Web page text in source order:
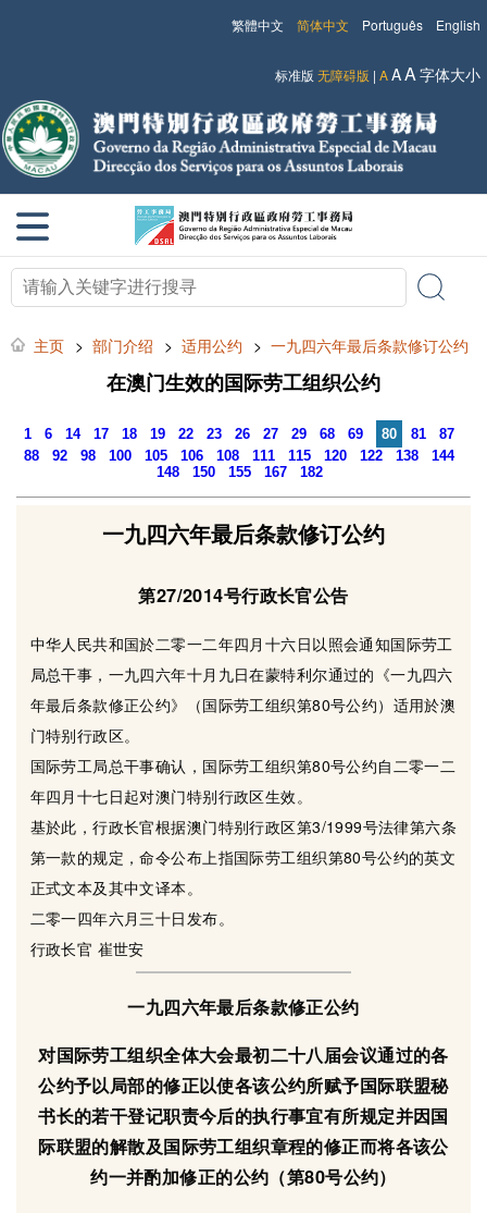
English
Português
简体中文
繁體中文
标准版 无障碍版 | AAA字体大小
主页 > 部门介绍 > 适用公约 > 一九四六年最后条款修订公约
在澳门生效的国际劳工组织公约
1 6 14 17 18 19 22 23 26 27 29 68 69 80 81
87
88
92 98 100 105 106 108 111 115 120 122 138
144
148
150 155 167 182
一九四六年最后条款修订公约
第27/2014号行政长官公告
中华人民共和国於二零一二年四月十六日以照会通知国际劳工
局总干事，一九四六年十月九日在蒙特利尔通过的《一九四六
年最后条款修正公约》（国际劳工组织第80号公约）适用於澳
门特别行政区。
国际劳工局总干事确认，国际劳工组织第80号公约自二零一二
年四月十七日起对澳门特别行政区生效。
基於此，行政长官根据澳门特别行政区第3/1999号法律第六条
第一款的规定，命令公布上指国际劳工组织第80号公约的英文
正式文本及其中文译本。
二零一四年六月三十日发布。
行政长官 崔世安
一九四六年最后条款修正公约
对国际劳工组织全体大会最初二十八届会议通过的各
公约予以局部的修正以使各该公约所赋予国际联盟秘
书长的若干登记职责今后的执行事宜有所规定并因国
际联盟的解散及国际劳工组织章程的修正而将各该公
约一并酌加修正的公约（第80号公约）